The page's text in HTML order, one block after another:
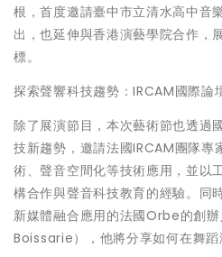
根，首度邀請臺中市立清水高中音
出，也延伸與香港演藝學院合作，
標。
探索聲響科技趨勢：IRCAM國際論
除了展演節目，本次藝術節也透過
技新趨勢，邀請法國IRCAM團隊專
術、聲音空間化等技術應用，並以
構合作與聲音科技教育的經驗。同
新媒體融合應用的法國Orbe的創
Boissarie），他將分享如何在舞蹈